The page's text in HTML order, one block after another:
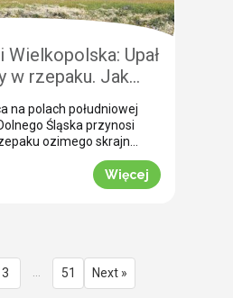
dojrzewaniem […]
Wielkopolska: Upał
w rzepaku. Jak
przed samym
kombajnu?
na polach południowej
Śląska przynosi
ozimego skrajne
80-83). Ostatnie opady
ogólną kondycję
jednocześnie
ekspert Mariusz
desykacja rzepaku
oraz wcześniejsza
Więcej
3 51 Next »